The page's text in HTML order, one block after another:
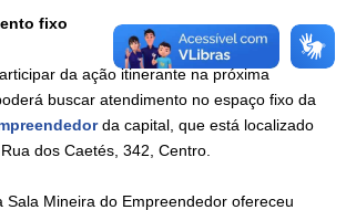
fixo
da ação itinerante na próxima
buscar atendimento no espaço fixo da
da capital, que está localizado
dos Caetés, 342, Centro.
Sala Mineira do Empreendedor ofereceu